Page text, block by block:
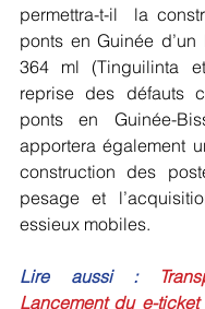
permettra-t-il  la
ponts en Guinée
364 ml (Tinguilinta
reprise des défauts
ponts en Guinée-
apportera également
construction des
pesage et
essieux mobiles.
Lire aussi :
Lancement du e-